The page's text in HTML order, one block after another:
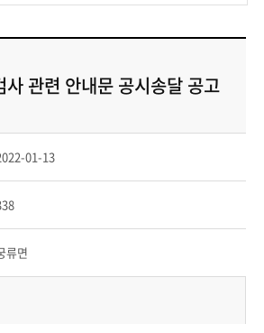
사 관련 안내문 공시송달 공고
01-13
류면